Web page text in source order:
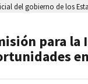
del gobierno de los
para la